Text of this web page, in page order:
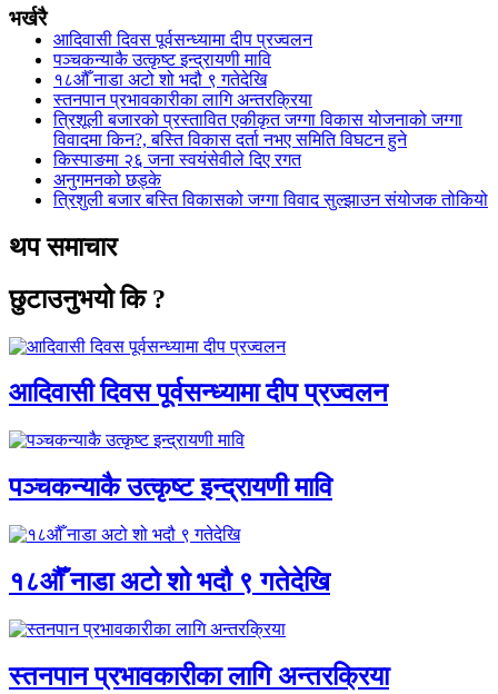
भर्खरै
आदिवासी दिवस पूर्वसन्ध्यामा दीप प्रज्वलन
पञ्चकन्याकै उत्कृष्ट इन्द्रायणी मावि
१८औँ नाडा अटो शो भदौ ९ गतेदेखि
स्तनपान प्रभावकारीका लागि अन्तरक्रिया
त्रिशूली बजारको प्रस्तावित एकीकृत जग्गा विकास योजनाको जग्गा
विवादमा किन?, बस्ति विकास दर्ता नभए समिति विघटन हुने
किस्पाङमा २६ जना स्वयंसेवीले दिए रगत
अनुगमनको छड्के
त्रिशुली बजार बस्ति विकासको जग्गा विवाद सुल्झाउन संयोजक तोकियो
थप समाचार
छुटाउनुभयो कि ?
आदिवासी दिवस पूर्वसन्ध्यामा दीप प्रज्वलन
पञ्चकन्याकै उत्कृष्ट इन्द्रायणी मावि
१८औँ नाडा अटो शो भदौ ९ गतेदेखि
स्तनपान प्रभावकारीका लागि अन्तरक्रिया